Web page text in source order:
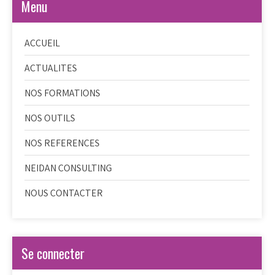
Menu
ACCUEIL
ACTUALITES
NOS FORMATIONS
NOS OUTILS
NOS REFERENCES
NEIDAN CONSULTING
NOUS CONTACTER
Se connecter